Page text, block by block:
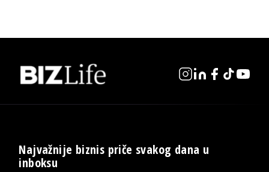
Najvažnije biznis priče svakog dana u
inboksu